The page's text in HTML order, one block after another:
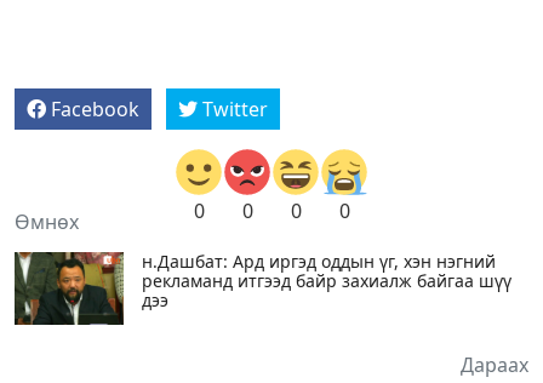
Facebook Twitter
0 0 0 0
Өмнөх
н.Дашбат: Ард иргэд оддын үг, хэн нэгний
рекламанд итгээд байр захиалж байгаа шүү
дээ
Дараах